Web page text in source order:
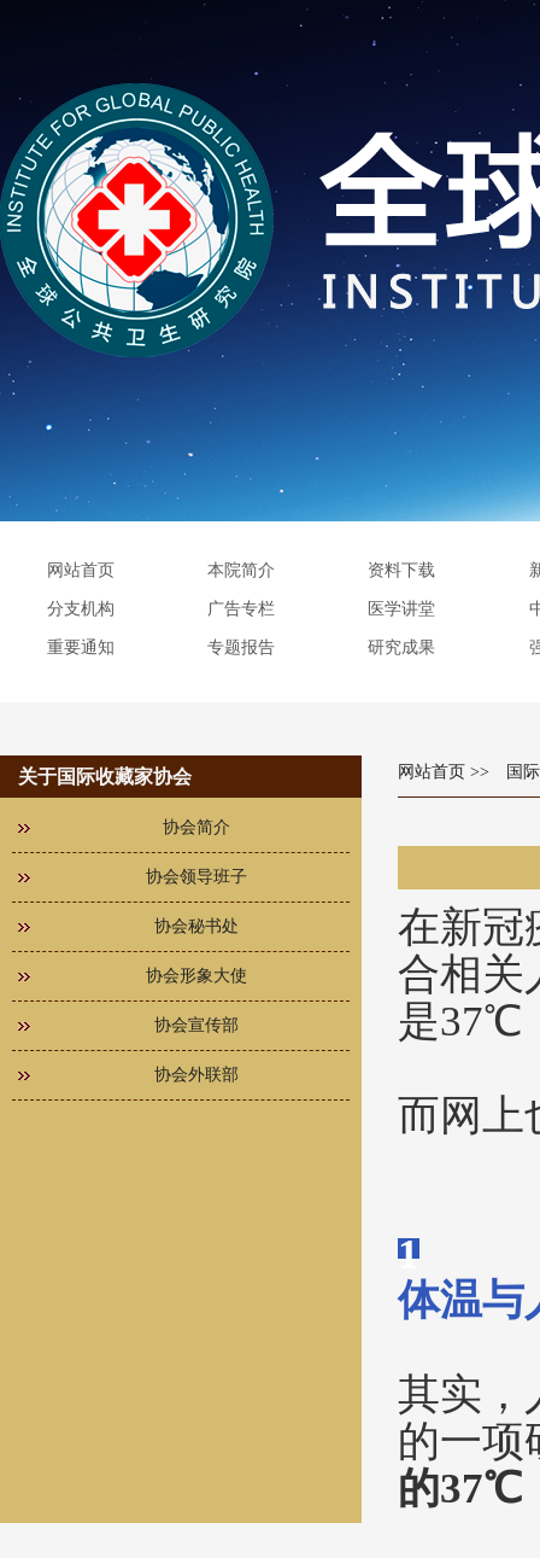
网站首页 本院简介 资料下载
分支机构 广告专栏 医学讲堂
重要通知 专题报告 研究成果
关于国际收藏家协会
协会简介
协会领导班子
协会秘书处
协会形象大使
协会宣传部
协会外联部
网站首页 >> 国际
在新冠
合相关
是37℃
而网上
1
体温与
其实
的一项
的37℃